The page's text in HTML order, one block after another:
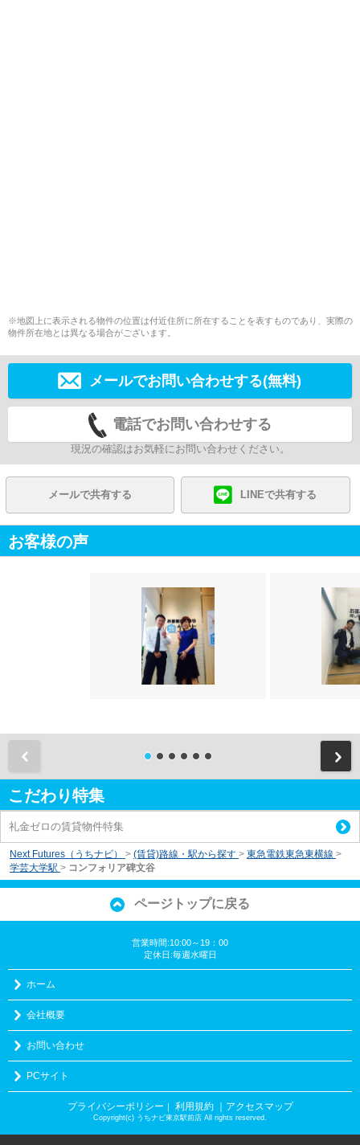
※地図上に表示される物件の位置は付近住所に所在することを表すものであり、実際の
物件所在地とは異なる場合がございます。
メールでお問い合わせする(無料)
電話でお問い合わせする
現況の確認はお気軽にお問い合わせください。
メールで共有する LINEで共有する
お客様の声
こだわり特集
礼金ゼロの賃貸物件特集
Next Futures（うちナビ） > (賃貸)路線・駅から探す > 東急電鉄東急東横線 >
学芸大学駅 > コンフォリア碑文谷
ページトップに戻る
営業時間:10:00～19：00
定休日:毎週水曜日
ホーム
会社概要
お問い合わせ
PCサイト
プライバシーポリシー 利用規約 ｜アクセスマップ
Copyright(c) うちナビ東京駅前店 All rights reserved.